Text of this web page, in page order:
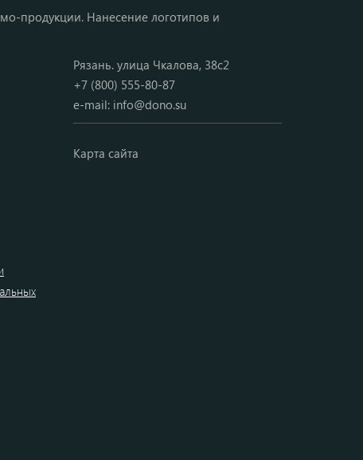
продукции. Нанесение логотипов и
Рязань. улица Чкалова, 38с2
+7 (800) 555-80-87
e-mail: info@dono.su
Карта сайта